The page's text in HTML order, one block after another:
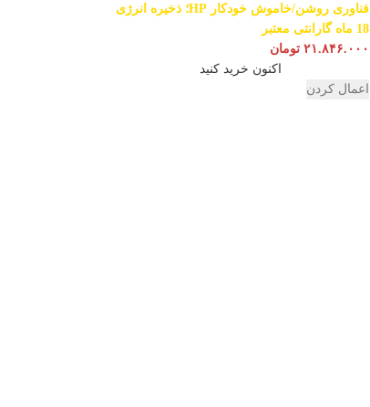
فناوری روشن/خاموش خودکار HP؛ ذخیره انرژی
18 ماه گارانتی معتبر
۲۱.۸۴۶.۰۰۰ تومان
اکنون خرید کنید
اعمال کردن